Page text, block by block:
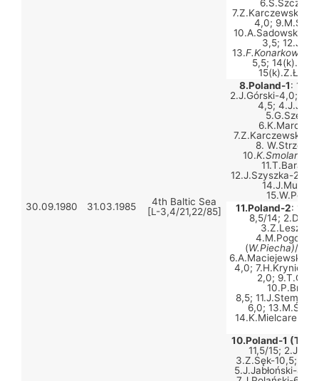
7.Z.Karczewski-
4,0;
10.A.Sadowski-
3,5;
13.F.Konarkowski
5,5;
30.09.1980 31.03.1985
4th Baltic Sea
[L-3,4/21,22/85]
8.Poland-1:
2.J.Górski-4,0;
4,5;
7.Z.Karczewski-
8.
10.K.Smolarek
12.J.Szyszka-2,5;
11.Poland-2:
8,5/14;
(W.Piecha)/
6.A.Maciejewski/
4,0; 7.H.Krynicki-
2,0;
8,5;
6,0;
14.K.Mielcarek-
10.Poland-1
11,5/15;
3.Z.Sęk-10,5;
5.J.Jabłoński-